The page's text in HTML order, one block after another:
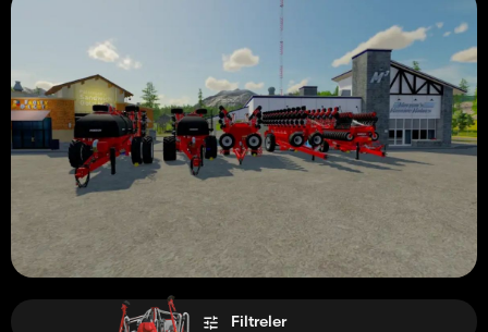
Filtreler